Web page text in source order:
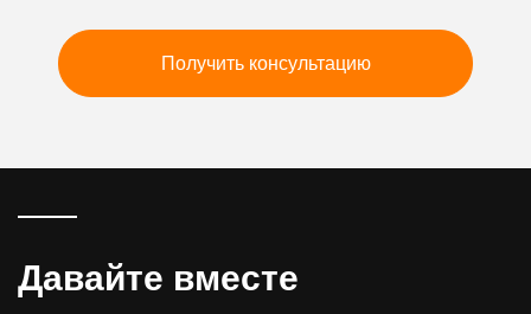
Получить консультацию
Давайте вместе